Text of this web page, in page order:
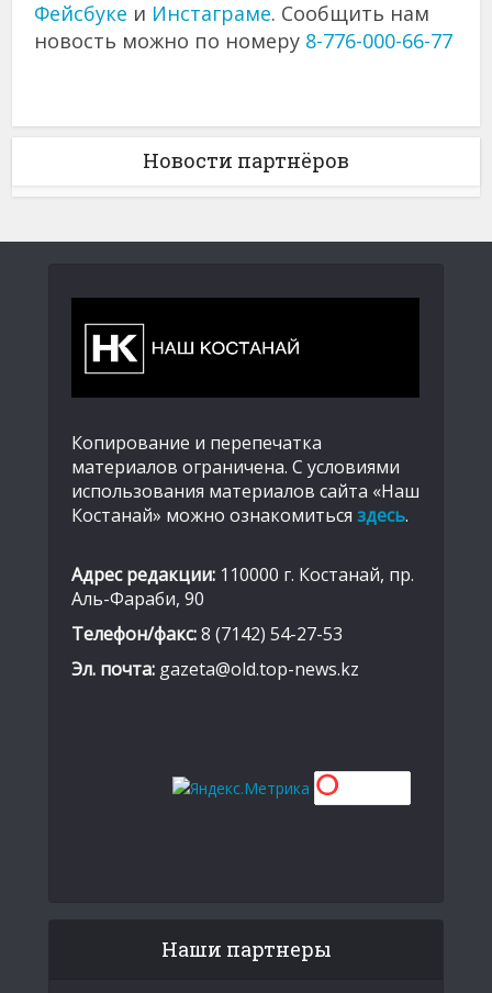
Фейсбуке и Инстаграме. Сообщить нам
новость можно по номеру 8-776-000-66-77
Новости партнёров
Копирование и перепечатка
материалов ограничена. С условиями
использования материалов сайта «Наш
Костанай» можно ознакомиться здесь.
Адрес редакции: 110000 г. Костанай, пр.
Аль-Фараби, 90
Телефон/факс:8 (7142) 54-27-53
Эл. почта: gazeta@old.top-news.kz
Наши партнеры